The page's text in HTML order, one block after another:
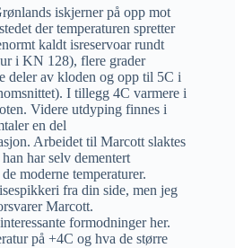
iskjerner på opp mot
der temperaturen spretter
kaldt isreservoar rundt
i KN 128), flere grader
deler av kloden og opp til 5C i
I tillegg 4C varmere i
Videre utdyping finnes i
en del
Arbeidet til Marcott slaktes
har selv dementert
moderne temperaturer.
fra din side, men jeg
Marcott.
formodninger her.
på +4C og hva de større